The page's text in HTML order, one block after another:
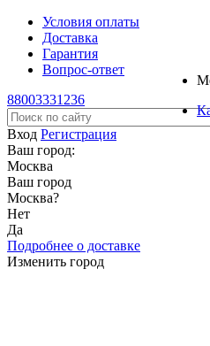
Условия оплаты
Доставка
Гарантия
Вопрос-ответ
88003331236
Вход Регистрация
Ваш город:
Москва
Ваш город
Москва?
Нет
Да
Подробнее о доставке
Изменить город